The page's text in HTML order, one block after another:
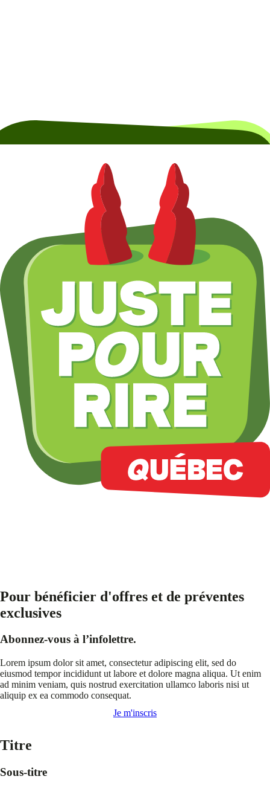
Pour bénéficier d'offres et de préventes
exclusives
Abonnez-vous à l’infolettre.
Lorem ipsum dolor sit amet, consectetur adipiscing elit, sed do
eiusmod tempor incididunt ut labore et dolore magna aliqua. Ut enim
ad minim veniam, quis nostrud exercitation ullamco laboris nisi ut
aliquip ex ea commodo consequat.
Je m'inscris
Titre
Sous-titre